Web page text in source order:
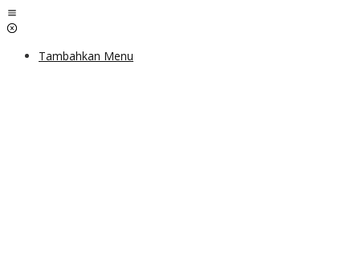
Lewati
ke
Tambahkan Menu